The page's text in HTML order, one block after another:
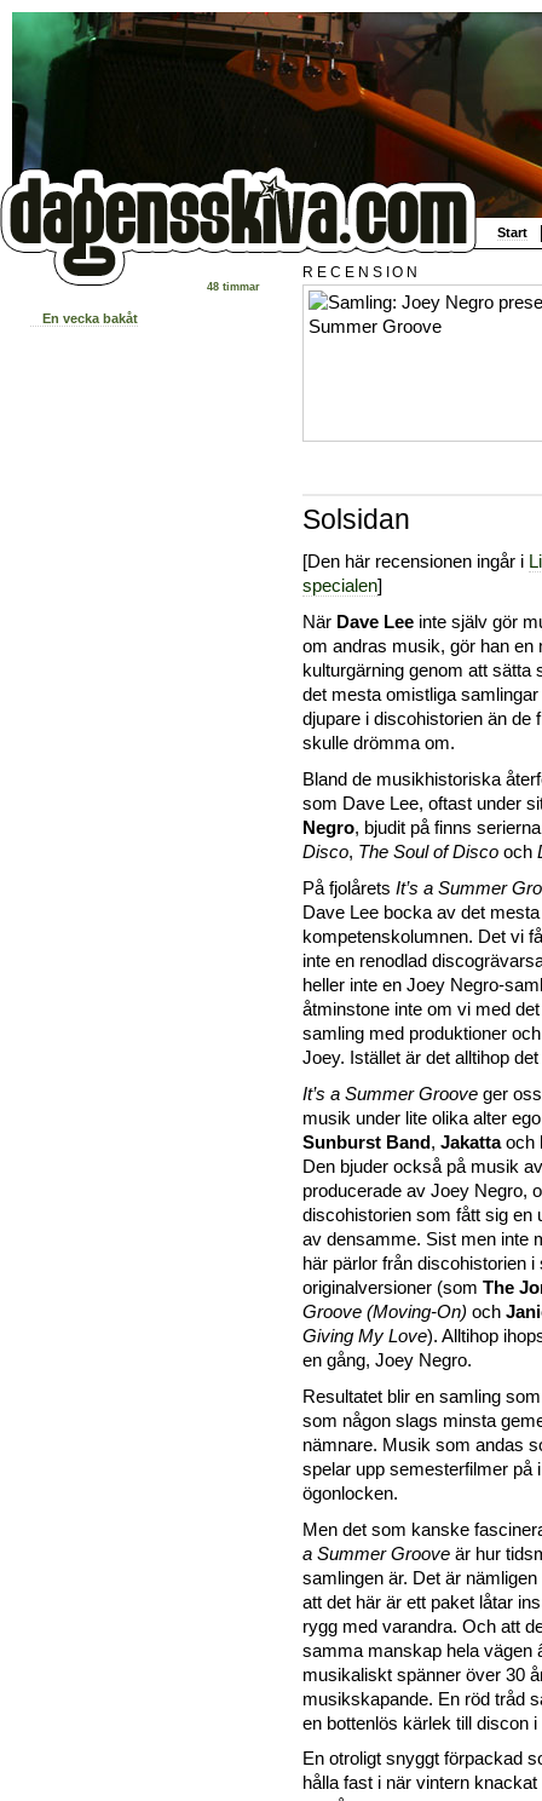
Start
48 timmar
En vecka bakåt
RECENSION
Solsidan
[Den här recensionen ingår i
specialen]
När Dave Lee inte själv gör
om andras musik, gör han en
kulturgärning genom att sätta
det mesta omistliga
djupare i discohistorien än de
skulle drömma om.
Bland de musikhistoriska
som Dave Lee, oftast under
Negro, bjudit på finns
Disco, The Soul of Disco och
På fjolårets It’s a Summer
Dave Lee bocka av det
kompetenskolumnen. Det vi
inte en renodlad
heller inte en Joey Negro-
åtminstone inte om vi med
samling med produktioner
Joey. Istället är det alltihop det
It’s a Summer Groove ger
musik under lite olika alter
Sunburst Band , Jakattaoch
Den bjuder också på musik
producerade av Joey Negro,
discohistorien som fått sig en
av densamme. Sist men inte
här pärlor från discohistorien i
originalversioner (som The
Groove (Moving-On) och
Giving My Love). Alltihop
en gång, Joey Negro.
Resultatet blir en samling
som någon slags minsta
nämnare. Musik som andas
spelar upp semesterfilmer på
ögonlocken.
Men det som kanske
a Summer Groove är hur
samlingen är. Det är
att det här är ett paket låtar
rygg med varandra. Och att
samma manskap hela vägen
musikaliskt spänner över 30
musikskapande. En röd tråd
en bottenlös kärlek till discon
En otroligt snyggt förpackad
hålla fast i när vintern